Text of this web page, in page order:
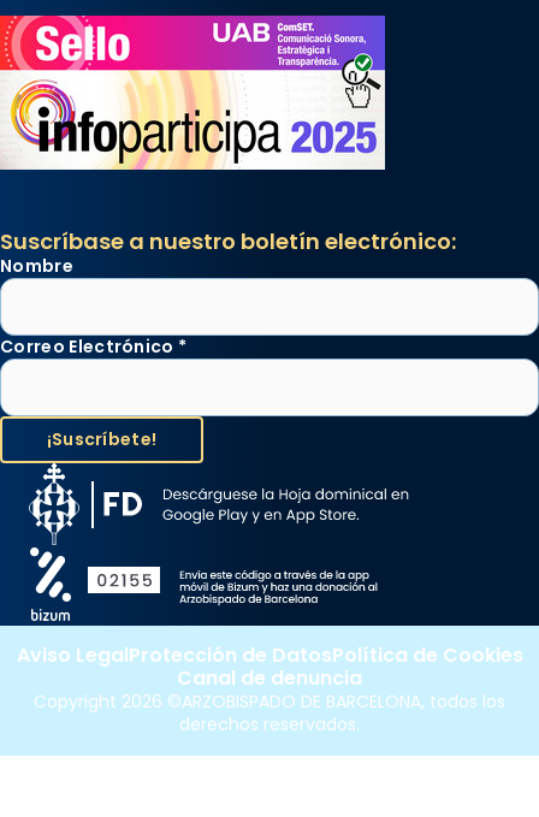
Suscríbase a nuestro boletín electrónico:
Nombre
Correo Electrónico *
Copyright 2026 ©ARZOBISPADO DE BARCELONA, todos los
derechos reservados.
Aviso LegalProtección de DatosPolítica de Cookies
Canal de denuncia